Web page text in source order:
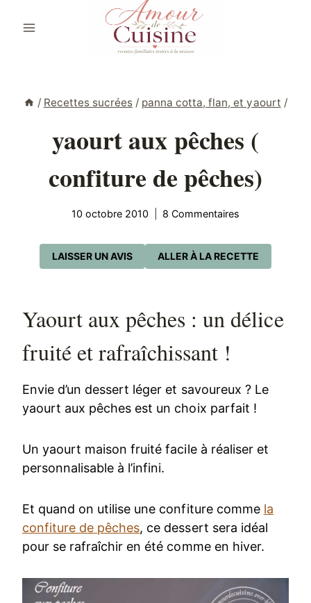
/ Recettes sucrées / panna cotta, flan, et yaourt /
yaourt aux pêches (
confiture de pêches)
10 octobre 2010 8 Commentaires
ALLER À LA RECETTE
LAISSER UN AVIS
Yaourt aux pêches : un délice
fruité et rafraîchissant !
Envie d’un dessert léger et savoureux ? Le
yaourt aux pêches est un choix parfait !
Un yaourt maison fruité facile à réaliser et
personnalisable à l’infini.
Et quand on utilise une confiture comme la
confiture de pêches, ce dessert sera idéal
pour se rafraîchir en été comme en hiver.